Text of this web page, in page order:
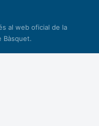
al web oficial de la
Bàsquet.